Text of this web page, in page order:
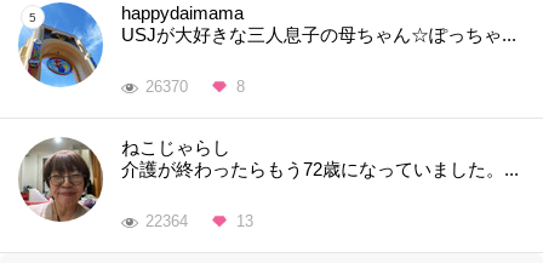
happydaimama
USJが大好きな三人息子の母ちゃん☆ぽっちゃ...
26370 8
ねこじゃらし
介護が終わったらもう72歳になっていました。...
22364 13